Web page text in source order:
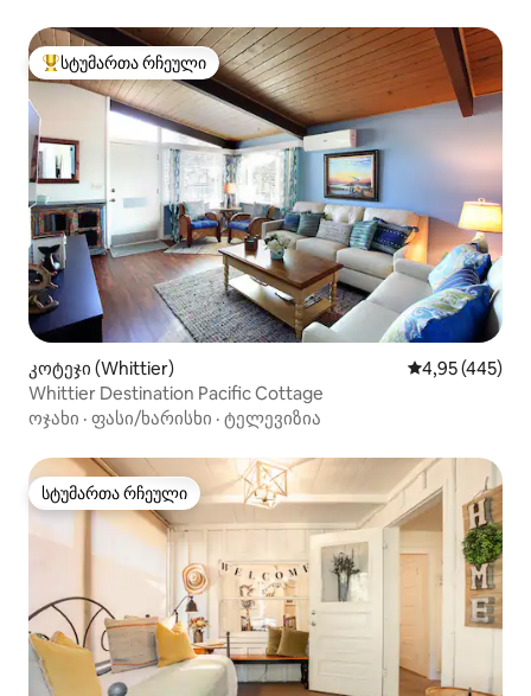
სტუმართა რჩეული მოწინავე ვარიანტი
სტუმართა რჩეული
კოტეჯი (Whittier) საშუალო
4,95 (445)
Whittier Destination Pacific Cottage
ოჯახი · ფასი/ხარისხი · ტელევიზია
სტუმართა რჩეული
სტუმართა რჩეული